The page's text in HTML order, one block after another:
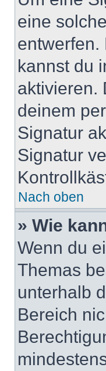
eine
entwerfen.
kannst du
aktivieren.
deinem
Signatur
Signatur
Nach oben
» Wie
Wenn du
Themas
unterhalb
Bereich